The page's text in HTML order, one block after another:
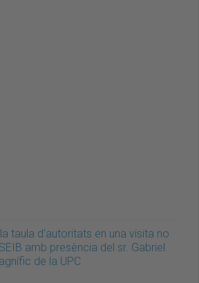
taula d'autoritats en una visita no
amb presència del sr. Gabriel
de la UPC